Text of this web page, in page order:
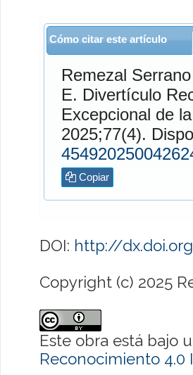
Cómo citar este artículo
Remezal Serrano
E. Divertículo Rectal como Complicación Tardía
Excepcional de
Copiar
DOI: http://
Copyright (c) 2025
Este obra está bajo
Reconocimiento 4.0